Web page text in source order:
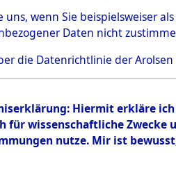
0004
uns, wenn Sie beispielsweiser
Daten nicht
die Datenrichtlinie der Arolsen
Hiermit erkläre
für wissenschaftliche
nutze. Mir ist